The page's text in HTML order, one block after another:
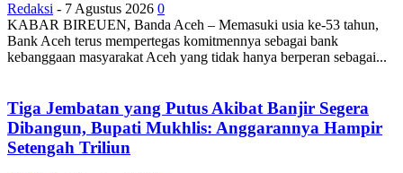
Redaksi - 7 Agustus 2026 0
KABAR BIREUEN, Banda Aceh – Memasuki usia ke-53 tahun,
Bank Aceh terus mempertegas komitmennya sebagai bank
kebanggaan masyarakat Aceh yang tidak hanya berperan sebagai...
Tiga Jembatan yang Putus Akibat Banjir Segera
Dibangun, Bupati Mukhlis: Anggarannya Hampir
Setengah Triliun